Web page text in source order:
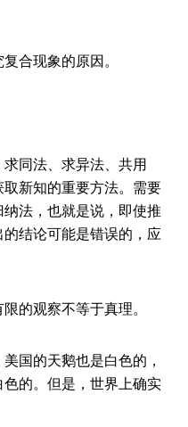
合现象的原因。
同法、求异法、共用
新知的重要方法。需要
法，也就是说，即使推
结论可能是错误的，应
的观察不等于真理。
国的天鹅也是白色的，
的。但是，世界上确实